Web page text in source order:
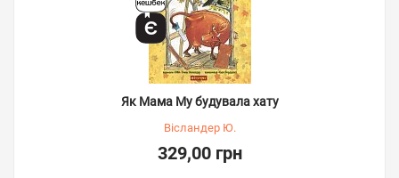
Як Мама Му будувала хату
Вісландер Ю.
329,00 грн